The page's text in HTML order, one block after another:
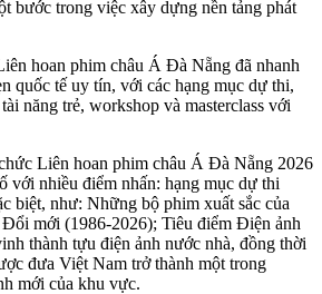
bước trong việc xây dựng nền tảng phát
hoan phim châu Á Đà Nẵng đã nhanh
quốc tế uy tín, với các hạng mục dự thi,
năng trẻ, workshop và masterclass với
Liên hoan phim châu Á Đà Nẵng 2026
với nhiều điểm nhấn: hạng mục dự thi
biệt, như: Những bộ phim xuất sắc của
mới (1986-2026); Tiêu điểm Điện ảnh
thành tựu điện ảnh nước nhà, đồng thời
đưa Việt Nam trở thành một trong
mới của khu vực.